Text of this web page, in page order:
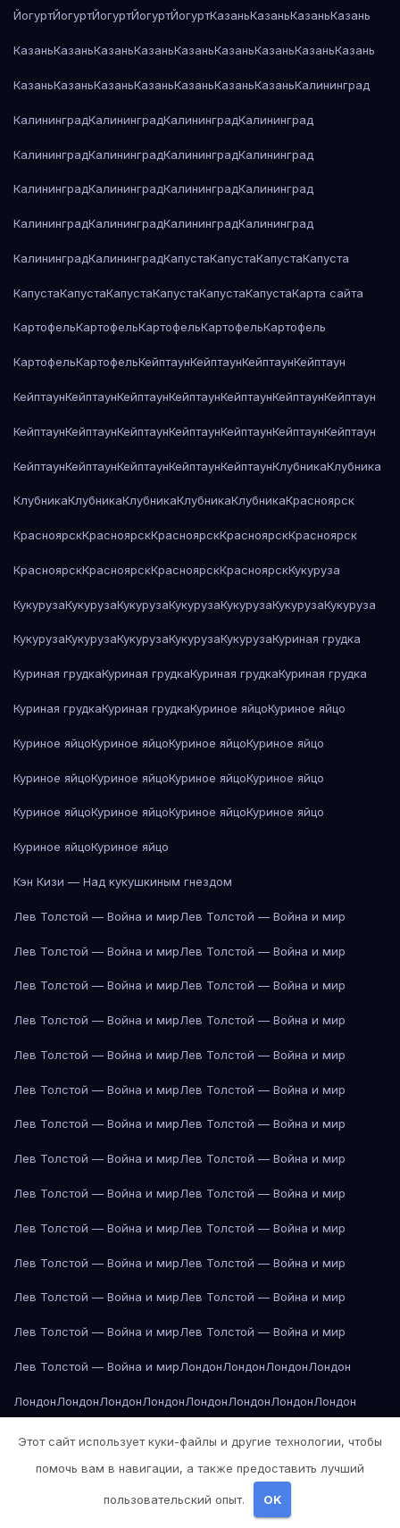
ЙогуртЙогуртЙогуртЙогуртЙогуртКазаньКазаньКазаньКазань
КазаньКазаньКазаньКазаньКазаньКазаньКазаньКазаньКазань
КазаньКазаньКазаньКазаньКазаньКазаньКазаньКалининград
КалининградКалининградКалининградКалининград
КалининградКалининградКалининградКалининград
КалининградКалининградКалининградКалининград
КалининградКалининградКалининградКалининград
КалининградКалининградКапустаКапустаКапустаКапуста
КапустаКапустаКапустаКапустаКапустаКапустаКарта сайта
КартофельКартофельКартофельКартофельКартофель
КартофельКартофельКейптаунКейптаунКейптаунКейптаун
КейптаунКейптаунКейптаунКейптаунКейптаунКейптаунКейптаун
КейптаунКейптаунКейптаунКейптаунКейптаунКейптаунКейптаун
КейптаунКейптаунКейптаунКейптаунКейптаунКлубникаКлубника
КлубникаКлубникаКлубникаКлубникаКлубникаКрасноярск
КрасноярскКрасноярскКрасноярскКрасноярскКрасноярск
КрасноярскКрасноярскКрасноярскКрасноярскКукуруза
КукурузаКукурузаКукурузаКукурузаКукурузаКукурузаКукуруза
КукурузаКукурузаКукурузаКукурузаКукурузаКуриная грудка
Куриная грудкаКуриная грудкаКуриная грудкаКуриная грудка
Куриная грудкаКуриная грудкаКуриное яйцоКуриное яйцо
Куриное яйцоКуриное яйцоКуриное яйцоКуриное яйцо
Куриное яйцоКуриное яйцоКуриное яйцоКуриное яйцо
Куриное яйцоКуриное яйцоКуриное яйцоКуриное яйцо
Куриное яйцоКуриное яйцо
Кэн Кизи — Над кукушкиным гнездом
Лев Толстой — Война и мирЛев Толстой — Война и мир
Лев Толстой — Война и мирЛев Толстой — Война и мир
Лев Толстой — Война и мирЛев Толстой — Война и мир
Лев Толстой — Война и мирЛев Толстой — Война и мир
Лев Толстой — Война и мирЛев Толстой — Война и мир
Лев Толстой — Война и мирЛев Толстой — Война и мир
Лев Толстой — Война и мирЛев Толстой — Война и мир
Лев Толстой — Война и мирЛев Толстой — Война и мир
Лев Толстой — Война и мирЛев Толстой — Война и мир
Лев Толстой — Война и мирЛев Толстой — Война и мир
Лев Толстой — Война и мирЛев Толстой — Война и мир
Лев Толстой — Война и мирЛев Толстой — Война и мир
Лев Толстой — Война и мирЛев Толстой — Война и мир
Лев Толстой — Война и мирЛондонЛондонЛондонЛондон
ЛондонЛондонЛондонЛондонЛондонЛондонЛондонЛондон
Лондон Лондон Лос-Анджелес Лос-Анджелес
Лос-АнджелесЛос-АнджелесЛос-АнджелесЛос-Анджелес
Лос-АнджелесЛос-АнджелесЛос-Анджелес
Этот сайт использует куки-файлы и другие технологии, чтобы
помочь вам в навигации, а также предоставить лучший
пользовательский опыт. OK